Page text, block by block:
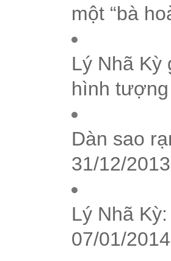
một “bà
Lý Nhã Kỳ
hình
Dàn sao
31/12/2013
Lý Nhã
07/01/2014